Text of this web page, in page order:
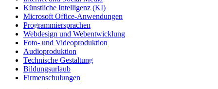
Künstliche Intelligenz (KI)
Microsoft Office-Anwendungen
Programmiersprachen
Webdesign und Webentwicklung
Foto- und Videoproduktion
Audioproduktion
Technische Gestaltung
Bildungsurlaub
Firmenschulungen